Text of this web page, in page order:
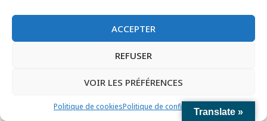
ACCEPTER
REFUSER
VOIR LES PRÉFÉRENCES
Politique de cookiesPolitique de confidentialité
Translate »